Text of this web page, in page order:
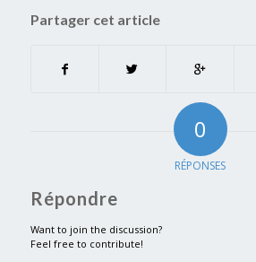
Partager cet article
0
RÉPONSES
Répondre
Want to join the discussion?
Feel free to contribute!